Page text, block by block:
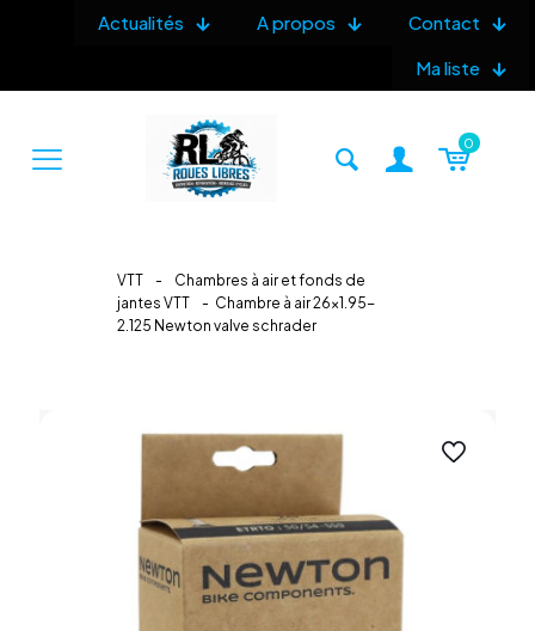
Actualités A propos
Contact
Ma liste
0
VTT -
Chambres à air et fonds de
jantes VTT
- Chambre à air 26×1.95-
2.125 Newton valve schrader